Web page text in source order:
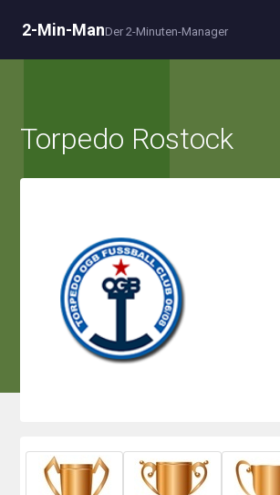
2-Min-ManDer 2-Minuten-Manager
Torpedo Rostock